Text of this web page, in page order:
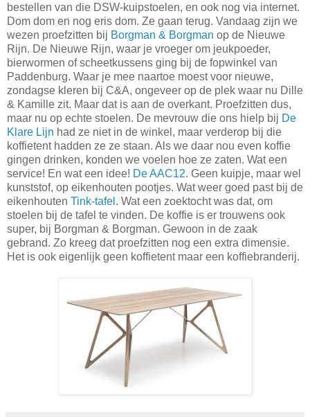
bestellen van die DSW-kuipstoelen, en ook nog via internet.
Dom dom en nog eris dom. Ze gaan terug. Vandaag zijn we
wezen proefzitten bij Borgman & Borgman op de Nieuwe
Rijn. De Nieuwe Rijn, waar je vroeger om jeukpoeder,
bierwormen of scheetkussens ging bij de fopwinkel van
Paddenburg. Waar je mee naartoe moest voor nieuwe,
zondagse kleren bij C&A, ongeveer op de plek waar nu Dille
& Kamille zit. Maar dat is aan de overkant. Proefzitten dus,
maar nu op echte stoelen. De mevrouw die ons hielp bij De
Klare Lijn had ze niet in de winkel, maar verderop bij die
koffietent hadden ze ze staan. Als we daar nou even koffie
gingen drinken, konden we voelen hoe ze zaten. Wat een
service! En wat een idee! De AAC12. Geen kuipje, maar wel
kunststof, op eikenhouten pootjes. Wat weer goed past bij de
eikenhouten Tink-tafel . Wat een zoektocht was dat, om
stoelen bij de tafel te vinden. De koffie is er trouwens ook
super, bij Borgman & Borgman. Gewoon in de zaak
gebrand. Zo kreeg dat proefzitten nog een extra dimensie.
Het is ook eigenlijk geen koffietent maar een koffiebranderij.